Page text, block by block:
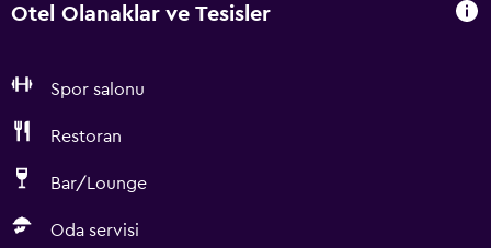
Otel Olanaklar ve Tesisler
Spor salonu
Restoran
Bar/Lounge
Oda servisi